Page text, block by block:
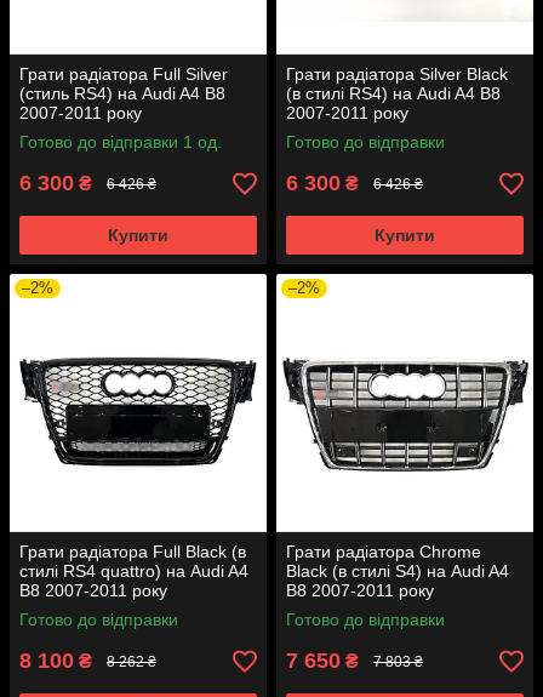
Грати радіатора Full Silver
(стиль RS4) на Audi A4 B8
2007-2011 року
Готово до відправки 1 од.
6 300 ₴ 6 426 ₴
Купити
Грати радіатора Silver Black
(в стилі RS4) на Audi A4 B8
2007-2011 року
Готово до відправки
6 300 ₴ 6 426 ₴
Купити
–2%
Грати радіатора Full Black (в
стилі RS4 quattro) на Audi A4
B8 2007-2011 року
Готово до відправки
8 100 ₴ 8 262 ₴
–2%
Грати радіатора Chrome
Black (в стилі S4) на Audi A4
B8 2007-2011 року
Готово до відправки
7 650 ₴ 7 803 ₴